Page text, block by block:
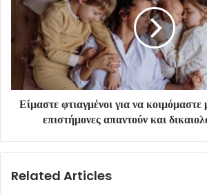
Είμαστε φτιαγμένοι για να
επιστήμονες απαντούν και
Related Articles